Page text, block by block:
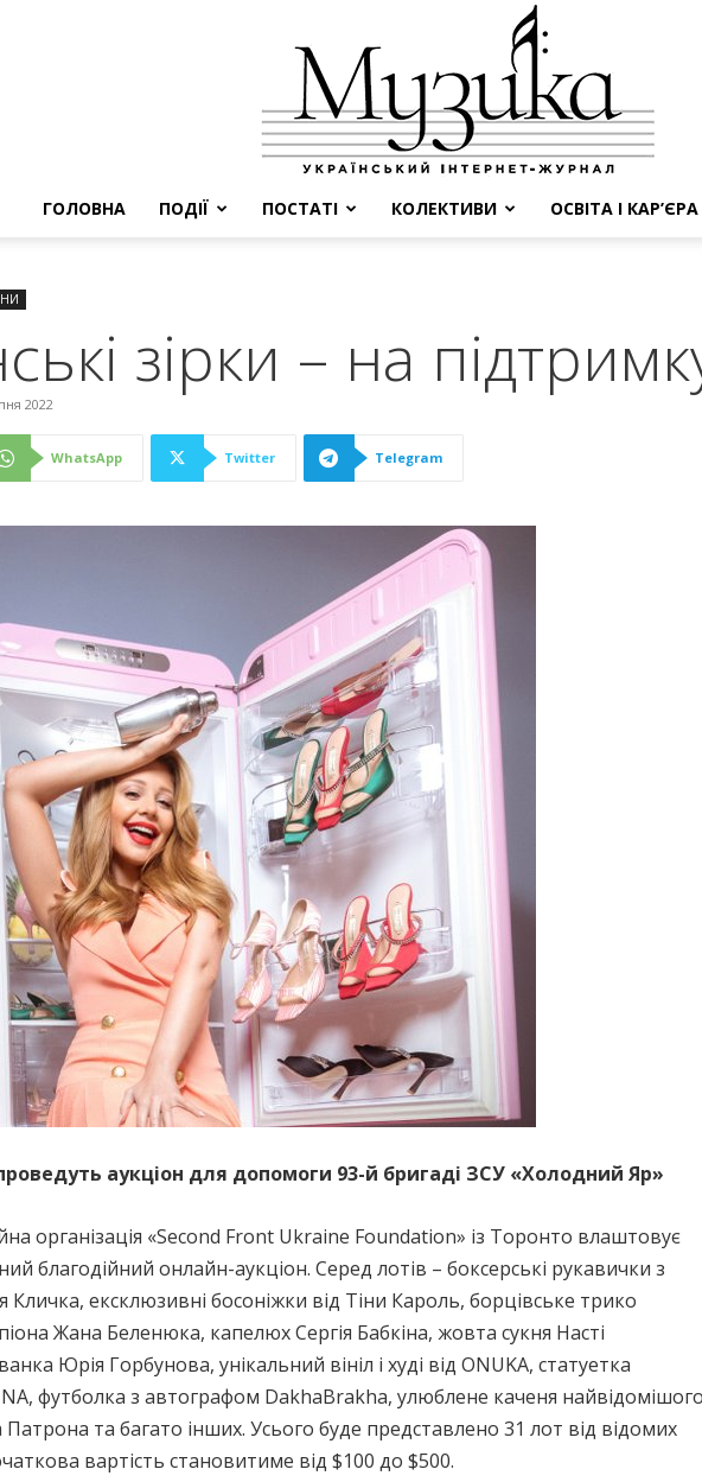
ГОЛОВНА ПОДІЇ ПОСТАТІ КОЛЕКТИВИ ОСВІТА І КАР’ЄРА
зірки – на
2022
WhatsApp Twitter Telegram
аукціон для допомоги 93-й бригаді ЗСУ «Холодний Яр»
організація «Second Front Ukraine Foundation» із Торонто влаштовує
благодійний онлайн-аукціон. Серед лотів – боксерські рукавички з
Кличка, ексклюзивні босоніжки від Тіни Кароль, борцівське трико
Жана Беленюка, капелюх Сергія Бабкіна, жовта сукня Насті
Юрія Горбунова, унікальний вініл і худі від ONUKA, статуетка
футболка з автографом DakhaBrakha, улюблене каченя найвідомішого
Патрона та багато інших. Усього буде представлено 31 лот від відомих
вартість становитиме від $100 до $500.